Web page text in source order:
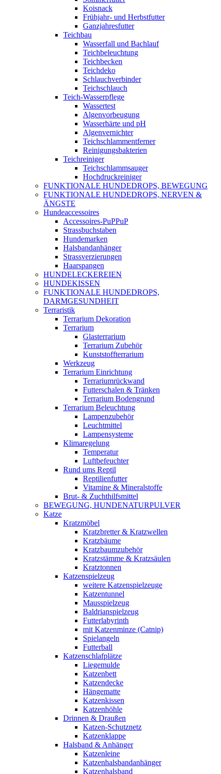
Koisnack
Frühjahr- und Herbstfutter
Ganzjahresfutter
Teichbau
Wasserfall und Bachlauf
Teichbeleuchtung
Teichbecken
Teichdeko
Schlauchverbinder
Teichschlauch
Teich-Wasserpflege
Wassertest
Algenvorbeugung
Wasserhärte und pH
Algenvernichter
Teichschlammentferner
Reinigungsbakterien
Teichreiniger
Teichschlammsauger
Hochdruckreiniger
FUNKTIONALE HUNDEDROPS, BEWEGUNG
FUNKTIONALE HUNDEDROPS, NERVEN &
ÄNGSTE
Hundeaccessoires
Accessoires-PuPPuP
Strassbuchstaben
Hundemarken
Halsbandanhänger
Strassverzierungen
Haarspangen
HUNDELECKEREIEN
HUNDEKISSEN
FUNKTIONALE HUNDEDROPS,
DARMGESUNDHEIT
Terraristik
Terrarium Dekoration
Terrarium
Glasterrarium
Terrarium Zubehör
Kunststoffterrarium
Werkzeug
Terrarium Einrichtung
Terrariumrückwand
Futterschalen & Tränken
Terrarium Bodengrund
Terrarium Beleuchtung
Lampenzubehör
Leuchtmittel
Lampensysteme
Klimaregelung
Temperatur
Luftbefeuchter
Rund ums Reptil
Reptilienfutter
Vitamine & Mineralstoffe
Brut- & Zuchthilfsmittel
BEWEGUNG, HUNDENATURPULVER
Katze
Kratzmöbel
Kratzbretter & Kratzwellen
Kratzbäume
Kratzbaumzubehör
Kratzstämme & Kratzsäulen
Kratztonnen
Katzenspielzeug
weitere Katzenspielzeuge
Katzentunnel
Mausspielzeug
Baldrianspielzeug
Futterlabyrinth
mit Katzenminze (Catnip)
Spielangeln
Futterball
Katzenschlafplätze
Liegemulde
Katzenbett
Katzendecke
Hängematte
Katzenkissen
Katzenhöhle
Drinnen & Draußen
Katzen-Schutznetz
Katzenklappe
Halsband & Anhänger
Katzenleine
Katzenhalsbandanhänger
Katzenhalsband